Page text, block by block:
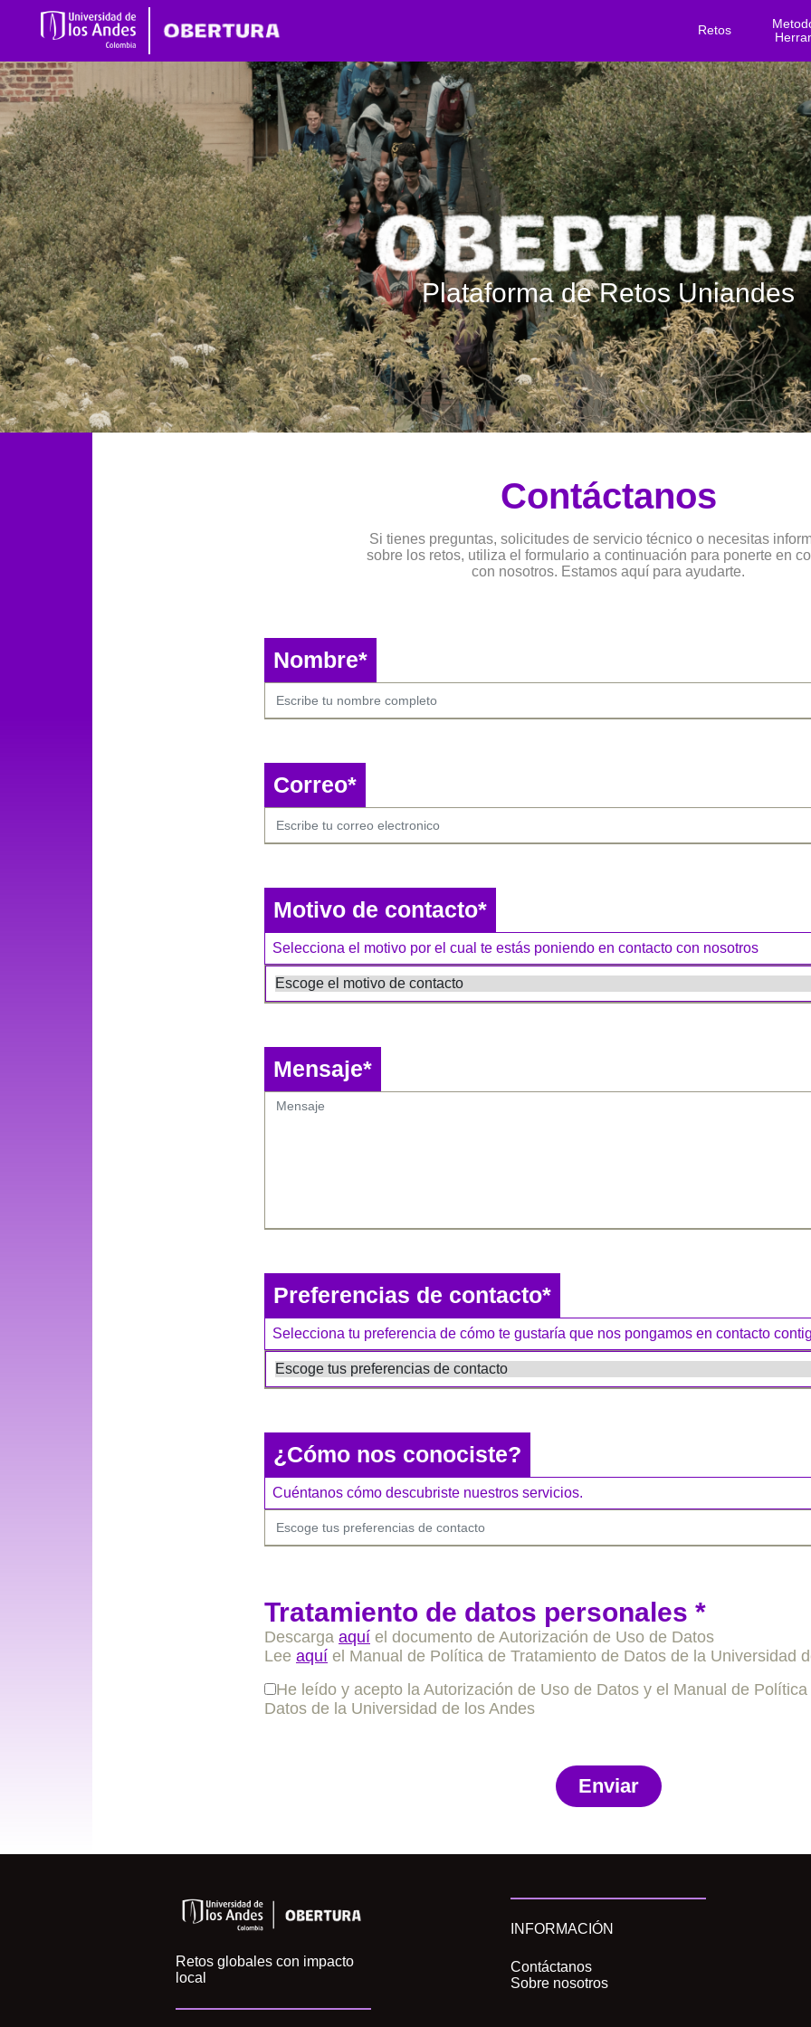
Retos(current)
Plataforma de Retos Uniandes
Contáctanos
Si tienes preguntas, solicitudes de servicio técnico o necesitas
sobre los retos, utiliza el formulario a continuación para ponerte en
con nosotros. Estamos aquí para ayudarte.
Nombre*
Correo*
Motivo de contacto*
Selecciona el motivo por el cual te estás poniendo en contacto con nosotros
Mensaje*
Preferencias de contacto*
Selecciona tu preferencia de cómo te gustaría que nos pongamos en contacto
¿Cómo nos conociste?
Cuéntanos cómo descubriste nuestros servicios.
Tratamiento de datos personales *
Descarga aquí el documento de Autorización de Uso de Datos
Lee aquí el Manual de Política de Tratamiento de Datos de la Universidad
He leído y acepto la Autorización de Uso de Datos y el Manual de
Datos de la Universidad de los Andes
Enviar
Retos globales con impacto
local
INFORMACIÓN
Contáctanos
Sobre nosotros